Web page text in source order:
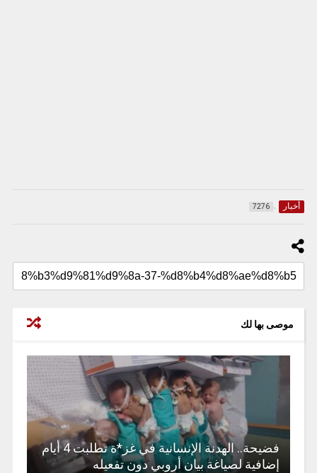
أخبار 7276
موصى بها لك
فضيحة.. الهدنة الإنسانية في غز*ة تطلبت 4 أيام
إضافية لصياغة بيان أروبي دون تفعيله